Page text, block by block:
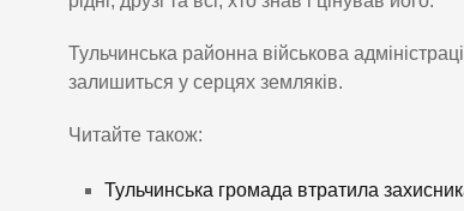
Тульчинська районна військова
залишиться у серцях земляків.
Читайте також:
Тульчинська громада втратила